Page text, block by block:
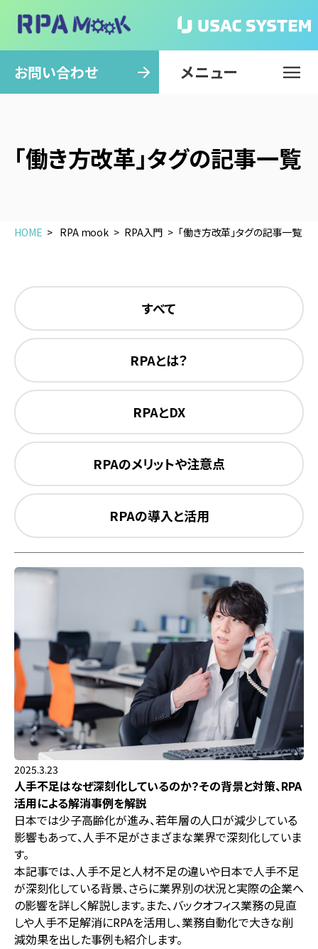
お問い合わせ メニュー
閉じる
「働き方改革」タグの記事一覧
HOME RPA mook RPA入門 「働き方改革」タグの記事一覧
すべて
RPAとは？
RPAとDX
RPAのメリットや注意点
RPAの導入と活用
2025.3.23
人手不足はなぜ深刻化しているのか？その背景と対策、RPA
活用による解消事例を解説
日本では少子高齢化が進み、若年層の人口が減少している
影響もあって、人手不足がさまざまな業界で深刻化していま
す。
本記事では、人手不足と人材不足の違いや日本で人手不足
が深刻化している背景、さらに業界別の状況と実際の企業へ
の影響を詳しく解説します。また、バックオフィス業務の見直
しや人手不足解消にRPAを活用し、業務自動化で大きな削
減効果を出した事例も紹介します。